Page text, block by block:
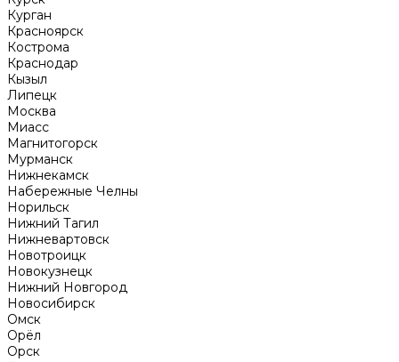
Курган
Красноярск
Кострома
Краснодар
Кызыл
Липецк
Москва
Миасс
Магнитогорск
Мурманск
Нижнекамск
Набережные Челны
Норильск
Нижний Тагил
Нижневартовск
Новотроицк
Новокузнецк
Нижний Новгород
Новосибирск
Омск
Орёл
Орск